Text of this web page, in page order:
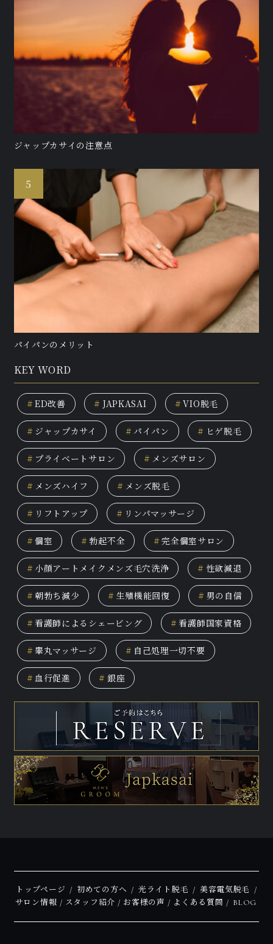
ジャップカサイの注意点
パイパンのメリット
KEY WORD
# ED改善 # JAPKASAI # VIO脱毛
# ジャップカサイ # パイパン # ヒゲ脱毛
# プライベートサロン # メンズサロン
# メンズハイフ # メンズ脱毛
# リフトアップ # リンパマッサージ
# 個室 # 勃起不全 # 完全個室サロン
# 小顔アートメイクメンズ毛穴洗浄 # 性欲減退
# 朝勃ち減少 # 生殖機能回復 # 男の自信
# 看護師によるシェービング # 看護師国家資格
# 睾丸マッサージ # 自己処理一切不要
# 血行促進 # 銀座
トップページ 初めての方へ 光ライト脱毛
美容電気脱毛
サロン情報
スタッフ紹介 お客様の声 よくある質問 BLOG